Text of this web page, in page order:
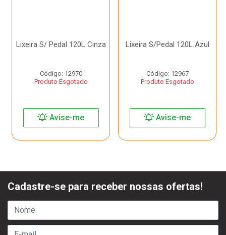
Lixeira S/ Pedal 120L Cinza
Código: 12970
Produto Esgotado
Avise-me
Lixeira S/Pedal 120L Azul
Código: 12967
Produto Esgotado
Avise-me
Cadastre-se para receber nossas ofertas!